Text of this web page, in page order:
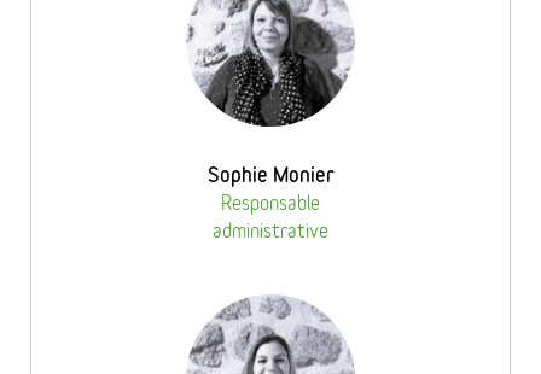
Sophie Monier
Responsable
administrative